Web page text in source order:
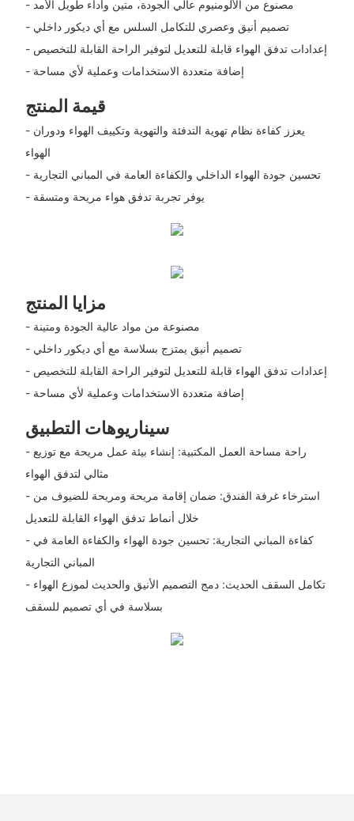
- مصنوع من الألومنيوم عالي الجودة، متين وأداء طويل الأمد
- تصميم أنيق وعصري للتكامل السلس مع أي ديكور داخلي
- إعدادات تدفق الهواء قابلة للتعديل لتوفير الراحة القابلة للتخصيص
- إضافة متعددة الاستخدامات وعملية لأي مساحة
قيمة المنتج
- يعزز كفاءة نظام تهوية التدفئة والتهوية وتكييف الهواء ودوران
الهواء
- تحسين جودة الهواء الداخلي والكفاءة العامة في المباني التجارية
- يوفر تجربة تدفق هواء مريحة ومتسقة
مزايا المنتج
- مصنوعة من مواد عالية الجودة ومتينة
- تصميم أنيق يمتزج بسلاسة مع أي ديكور داخلي
- إعدادات تدفق الهواء قابلة للتعديل لتوفير الراحة القابلة للتخصيص
- إضافة متعددة الاستخدامات وعملية لأي مساحة
سيناريوهات التطبيق
- راحة مساحة العمل المكتبية: إنشاء بيئة عمل مريحة مع توزيع
مثالي لتدفق الهواء
- استرخاء غرفة الفندق: ضمان إقامة مريحة ومريحة للضيوف من
خلال أنماط تدفق الهواء القابلة للتعديل
- كفاءة المباني التجارية: تحسين جودة الهواء والكفاءة العامة في
المباني التجارية
- تكامل السقف الحديث: دمج التصميم الأنيق والحديث لموزع الهواء
بسلاسة في أي تصميم للسقف